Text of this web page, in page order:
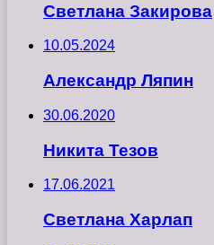
Светлана Закирова
10.05.2024
Александр Ляпин
30.06.2020
Никита Тезов
17.06.2021
Светлана Харлап